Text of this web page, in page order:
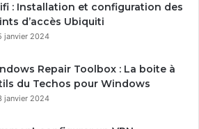
: Installation et configuration des
d’accès Ubiquiti
janvier 2024
Repair Toolbox : La boite à
du Techos pour Windows
janvier 2024